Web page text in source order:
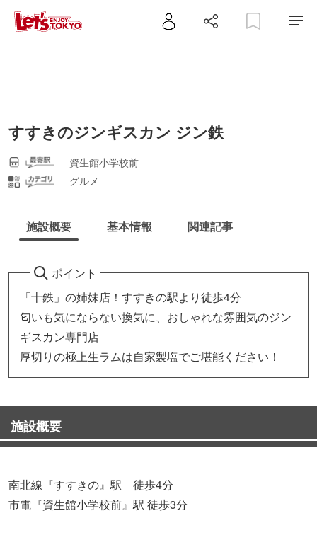
すすきのジンギスカン ジン鉄
資生館小学校前
グルメ
施設概要 基本情報 関連記事
ポイント
「十鉄」の姉妹店！すすきの駅より徒歩4分
匂いも気にならない換気に、おしゃれな雰囲気のジン
ギスカン専門店
厚切りの極上生ラムは自家製塩でご堪能ください！
施設概要
南北線『すすきの』駅 徒歩4分
市電『資生館小学校前』駅 徒歩3分